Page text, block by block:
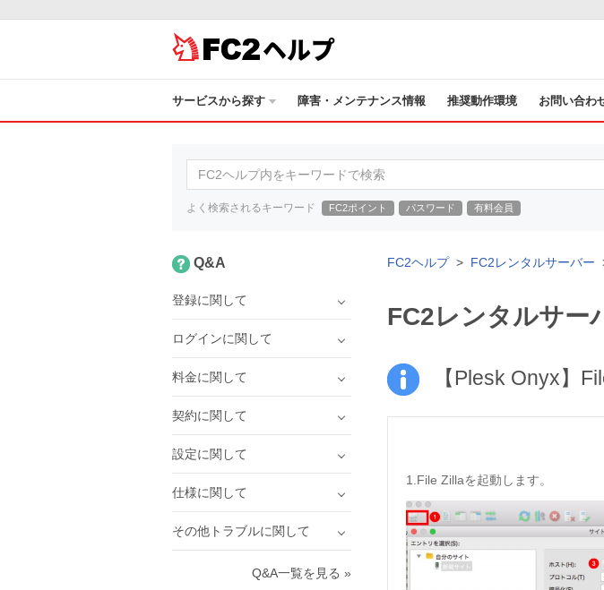
ヘルプ
サービスから探す 障害・メンテナンス情報 推奨動作環境 お問い合わ
よく検索されるキーワード FC2ポイント パスワード 有料会員
FC2ヘルプ FC2レンタルサーバー
FC2レンタルサー
【Plesk Onyx】
1.File Zillaを起動します。
Q&A
登録に関して
ログインに関して
料金に関して
契約に関して
設定に関して
仕様に関して
その他トラブルに関して
Q&A一覧を見る »